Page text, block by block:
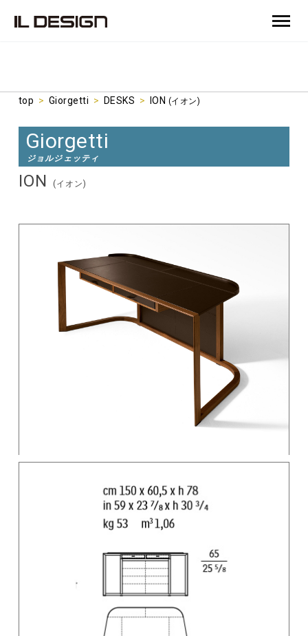
top > Giorgetti > DESKS > ION (イオン)
Giorgetti
ジョルジェッティ
ION (イオン)